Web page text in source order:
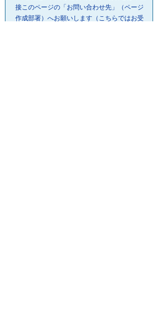
接このページの「お問い合わせ先」（ページ
作成部署）へお願いします（こちらではお受